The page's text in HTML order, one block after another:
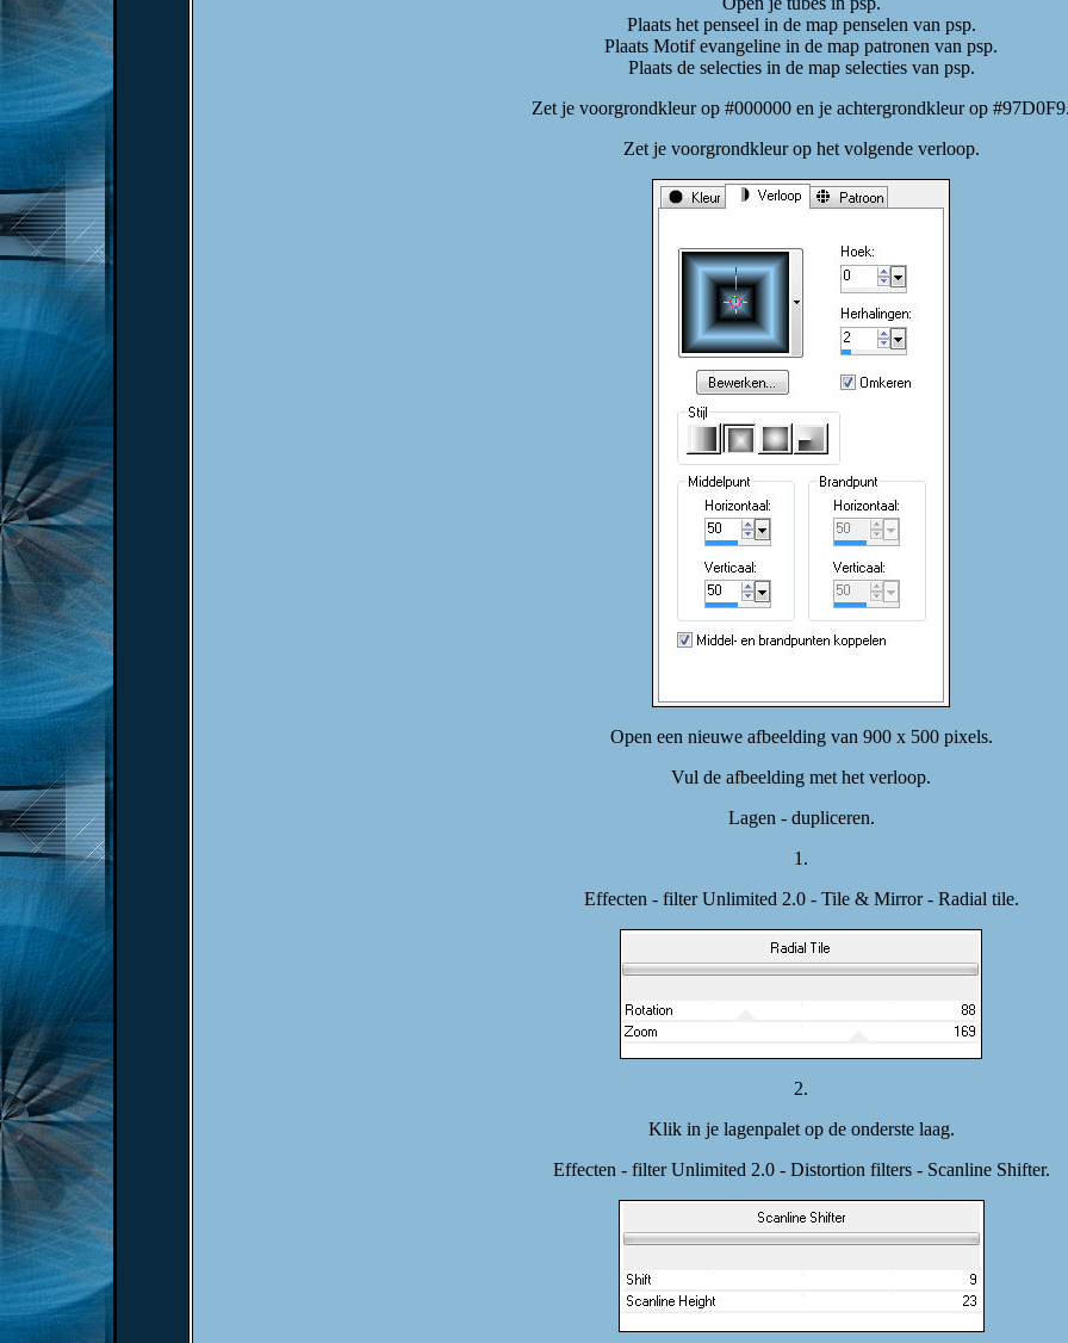
Plaats het penseel in de map penselen van psp.
Plaats Motif evangeline in de map patronen van psp.
Plaats de selecties in de map selecties van psp.
Zet je voorgrondkleur op #000000 en je achtergrondkleur op
Zet je voorgrondkleur op het volgende verloop.
Open een nieuwe afbeelding van 900 x 500 pixels.
Vul de afbeelding met het verloop.
Lagen - dupliceren.
1.
Effecten - filter Unlimited 2.0 - Tile & Mirror - Radial tile.
2.
Klik in je lagenpalet op de onderste laag.
Effecten - filter Unlimited 2.0 - Distortion filters - Scanline Shifter.